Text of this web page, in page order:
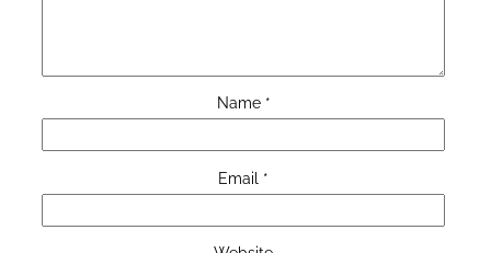
Name *
Email *